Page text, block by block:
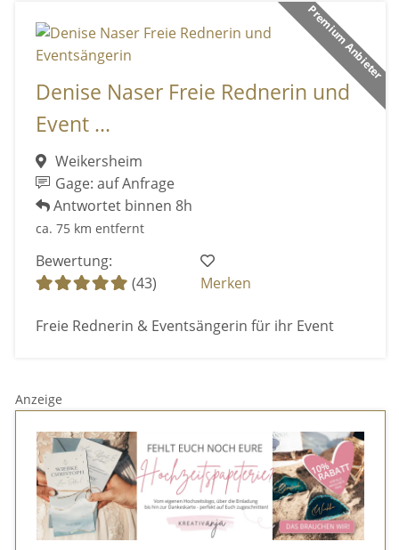
Premium Anbieter
Denise Naser Freie Rednerin und
Event ...
Weikersheim
Gage: auf Anfrage
Antwortet binnen 8h
ca. 75 km entfernt
Bewertung:
(43)
Merken
Freie Rednerin & Eventsängerin für ihr Event
Anzeige